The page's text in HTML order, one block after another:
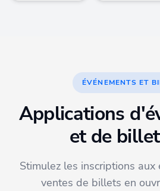
ÉVÉNEMENTS ET
Applications
et de
Stimulez les inscriptions
ventes de billets en